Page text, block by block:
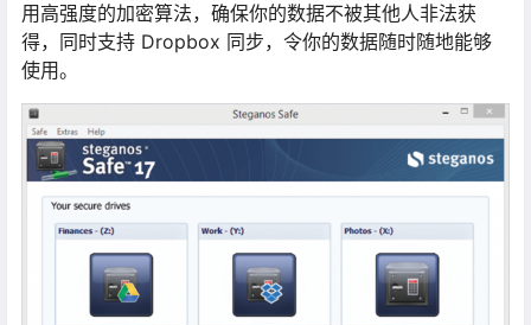
用高强度的加密算法，确保你的数据不被其他人非法获
得，同时支持 Dropbox 同步，令你的数据随时随地能够
使用。